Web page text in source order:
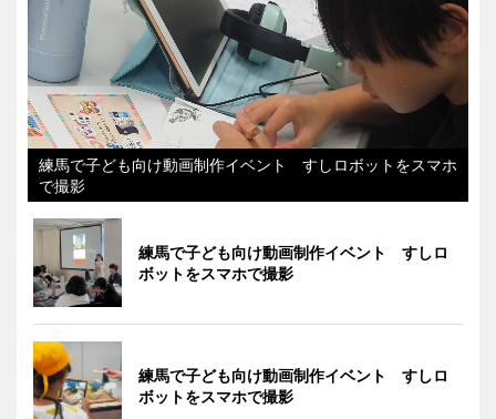
練馬で子ども向け動画制作イベント すしロボットをスマホ
で撮影
練馬で子ども向け動画制作イベント すしロ
ボットをスマホで撮影
練馬で子ども向け動画制作イベント すしロ
ボットをスマホで撮影